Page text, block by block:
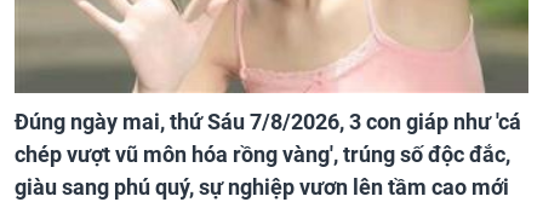
Đúng ngày mai, thứ Sáu 7/8/2026, 3 con giáp như 'cá
chép vượt vũ môn hóa rồng vàng', trúng số độc đắc,
giàu sang phú quý, sự nghiệp vươn lên tầm cao mới